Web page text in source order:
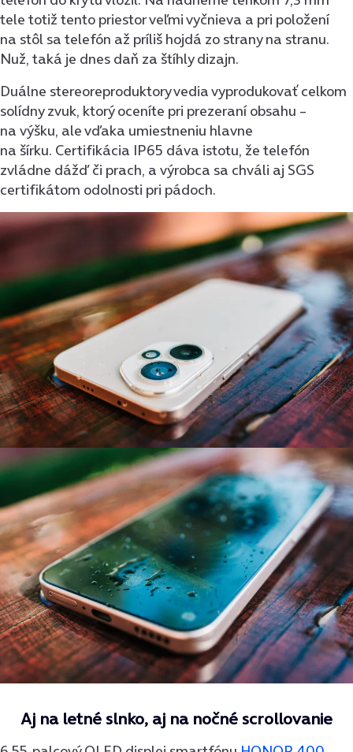
tele totiž tento priestor veľmi vyčnieva a pri položení
na stôl sa telefón až príliš hojdá zo strany na stranu.
Nuž, taká je dnes daň za štíhly dizajn.
Duálne stereoreproduktory vedia vyprodukovať celkom
solídny zvuk, ktorý oceníte pri prezeraní obsahu –
na výšku, ale vďaka umiestneniu hlavne
na šírku. Certifikácia IP65 dáva istotu, že telefón
zvládne dážď či prach, a výrobca sa chváli aj SGS
certifikátom odolnosti pri pádoch.
Aj na letné slnko, aj na nočné scrollovanie